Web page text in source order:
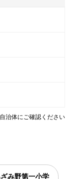
治体にご確認ください
み野第一小学